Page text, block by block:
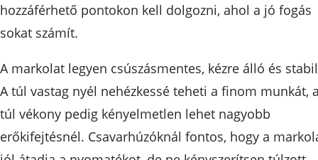
hozzáférhető pontokon kell dolgozni, ahol a jó fogás
sokat számít.
A markolat legyen csúszásmentes, kézre álló és
A túl vastag nyél nehézkessé teheti a finom munkát,
túl vékony pedig kényelmetlen lehet nagyobb
erőkifejtésnél. Csavarhúzóknál fontos, hogy a